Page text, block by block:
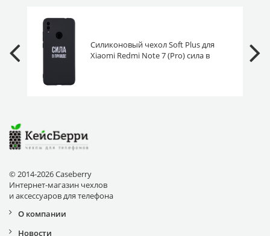
Силиконовый чехол Soft Plus для
Xiaomi Redmi Note 7 (Pro) сила в
© 2014-2026 Caseberry
Интернет-магазин чехлов
и аксессуаров для телефона
О компании
Новости